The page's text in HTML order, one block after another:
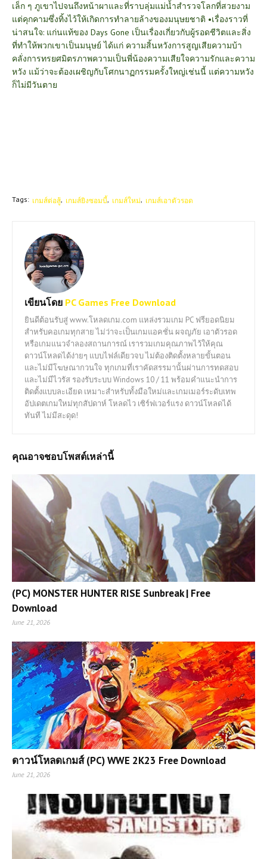
เล็ก ๆ ภูเขาไปจนถึงหน้าผาและที่ราบลุ่มแม่น้ำสำรวจโลกที่สวยงาม
แต่คุกคามซึ่งทิ้งไว้ให้เกิดการทำลายล้างของมนุษยชาติ •เรื่องราวที่
น่าสนใจ: แก่นแท้ของ Days Gone เป็นเรื่องเกี่ยวกับผู้รอดชีวิตและสิ่ง
ที่ทำให้พวกเขาเป็นมนุษย์ ได้แก่ ความสิ้นหวังการสูญเสียความบ้า
คลั่งการทรยศมิตรภาพความเป็นพี่น้องความเสียใจความรักและความ
หวัง แม้ว่าจะต้องเผชิญกับโศกนาฏกรรมครั้งใหญ่เช่นนี้ แต่ความหวัง
ก็ไม่มีวันตาย
Tags: เกมส์ต่อสู้ เกมส์ยิงซอมบี้ เกมส์ใหม่ เกมส์เอาตัวรอด
เขียนโดย PC Games Free Download
ยินดีต้อนรับสู่ www.โหลดเกม.com แหล่งรวมเกม PC ฟรียอดนิยม
สำหรับคอเกมทุกสาย ไม่ว่าจะเป็นเกมแอคชั่น ผจญภัย เอาตัวรอด
หรือเกมแนวจำลองสถานการณ์ เรารวมเกมคุณภาพไว้ให้คุณ
ดาวน์โหลดได้ง่ายๆ แบบไฟล์เดียวจบ ไม่ต้องติดตั้งหลายขั้นตอน
และไม่มีโฆษณากวนใจ ทุกเกมที่เราคัดสรรมานั้นผ่านการทดสอบ
และไม่มีไวรัส รองรับระบบ Windows 10 / 11 พร้อมคำแนะนำการ
ติดตั้งแบบละเอียด เหมาะสำหรับทั้งมือใหม่และเกมเมอร์ระดับเทพ
อัปเดตเกมใหม่ทุกสัปดาห์ โหลดไว เซิร์ฟเวอร์แรง ดาวน์โหลดได้
ทันที ไม่มีสะดุด!
คุณอาจชอบโพสต์เหล่านี้
(PC) MONSTER HUNTER RISE Sunbreak | Free
Download
June 21, 2026
ดาวน์โหลดเกมส์ (PC) WWE 2K23 Free Download
June 21, 2026